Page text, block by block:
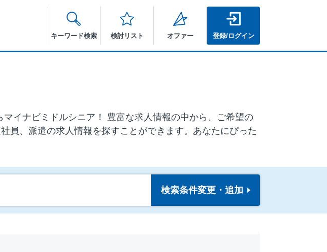
キーワード検索 検討リスト オファー 登録/ログイン
イナビミドルシニア！ 豊富な求人情報の中から、ご希望の
員、派遣の求人情報を探すことができます。あなたにぴった
検索条件変更・追加